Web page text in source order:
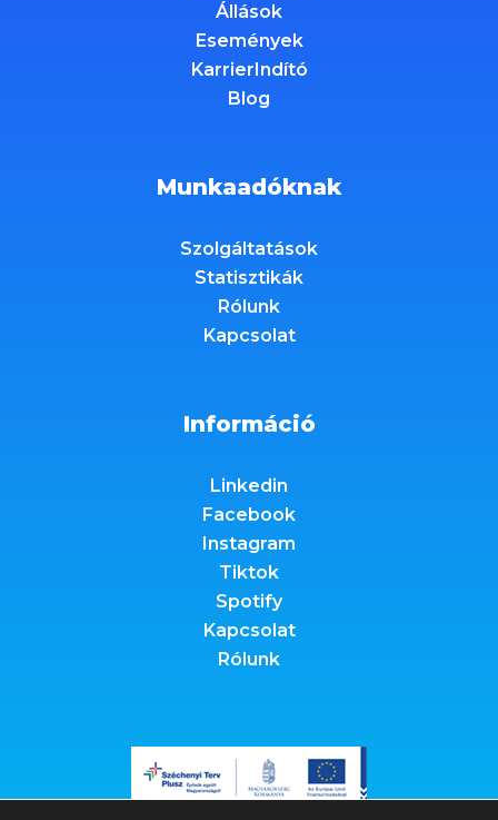
Állások
Események
KarrierIndító
Blog
Munkaadóknak
Szolgáltatások
Statisztikák
Rólunk
Kapcsolat
Információ
Linkedin
Facebook
Instagram
Tiktok
Spotify
Kapcsolat
Rólunk